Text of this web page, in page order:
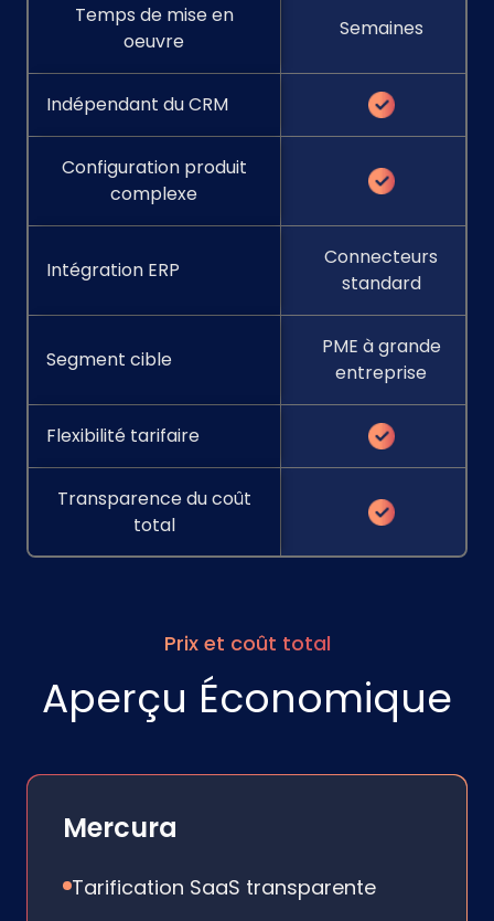
Temps de mise en
oeuvre
Semaines
Indépendant du CRM
Configuration produit
complexe
Intégration ERP
Connecteurs
standard
Segment cible
PME à grande
entreprise
Flexibilité tarifaire
Transparence du coût
total
Prix et coût total
Aperçu Économique
Mercura
Tarification SaaS transparente